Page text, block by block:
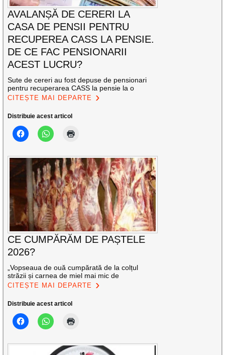
AVALANȘĂ DE CERERI LA
CASA DE PENSII PENTRU
RECUPEREA CASS LA PENSIE.
DE CE FAC PENSIONARII
ACEST LUCRU?
Sute de cereri au fost depuse de pensionari
pentru recuperarea CASS la pensie la o
CITEȘTE MAI DEPARTE
Distribuie acest articol
CE CUMPĂRĂM DE PAȘTELE
2026?
„Vopseaua de ouă cumpărată de la colțul
străzii și carnea de miel mai mic de
CITEȘTE MAI DEPARTE
Distribuie acest articol